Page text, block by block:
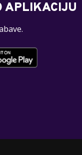
APLIKACIJU